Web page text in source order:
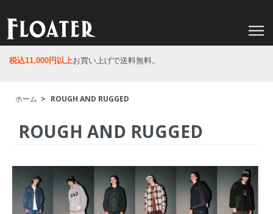
税込11,000円以上お買い上げで送料無料。
ホーム > ROUGH AND RUGGED
ROUGH AND RUGGED